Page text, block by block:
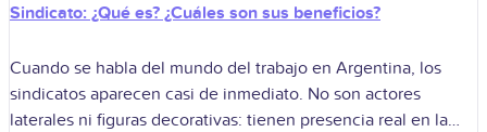
Sindicato: ¿Qué es? ¿Cuáles son sus beneficios?
Cuando se habla del mundo del trabajo en Argentina, los
sindicatos aparecen casi de inmediato. No son actores
laterales ni figuras decorativas: tienen presencia real en la